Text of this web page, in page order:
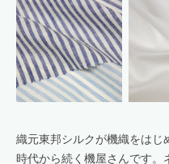
織元東邦シルクが機織をはじ
時代から続く機屋さんです